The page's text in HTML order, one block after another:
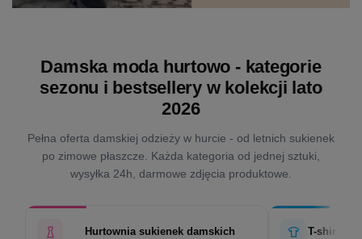
Damska moda hurtowo - kategorie
sezonu i bestsellery w kolekcji lato
2026
Pełna oferta damskiej odzieży w hurcie - od letnich sukienek
po zimowe płaszcze. Każda kategoria od jednej sztuki,
wysyłka 24h, darmowe zdjęcia produktowe.
Hurtownia sukienek damskich T-shirty